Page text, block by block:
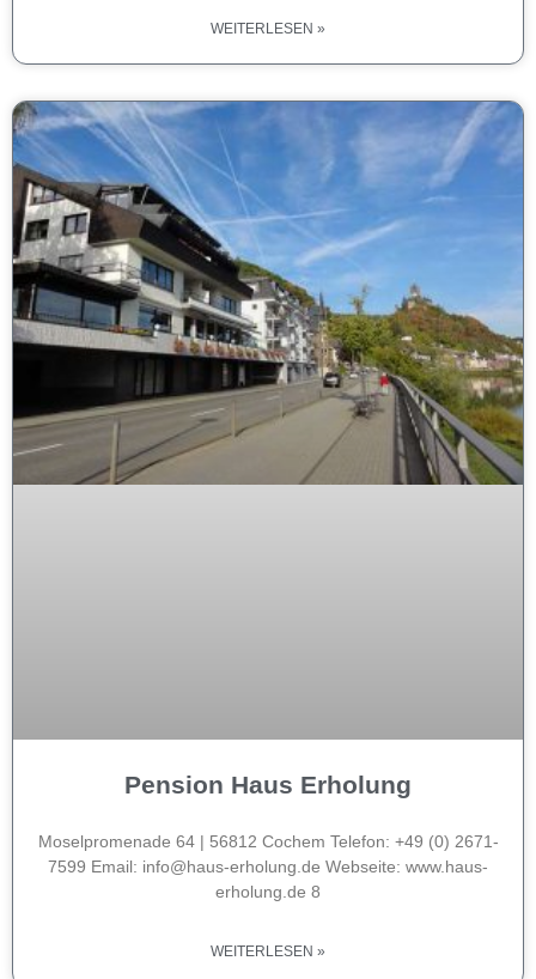
WEITERLESEN »
Pension Haus Erholung
Moselpromenade 64 | 56812 Cochem Telefon: +49 (0) 2671-
7599 Email: info@haus-erholung.de Webseite: www.haus-
erholung.de 8
WEITERLESEN »